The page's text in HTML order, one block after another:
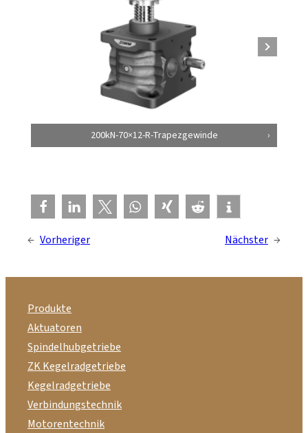
200kN-70×12-R-Trapezgewinde
← Vorheriger Nächster →
Produkte
Aktuatoren
Spindelhubgetriebe
ZK Kegelradgetriebe
Kegelradgetriebe
Verbindungstechnik
Motorentechnik